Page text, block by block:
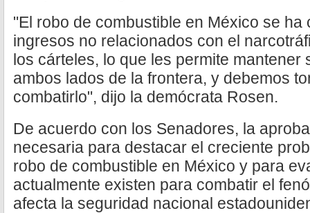
"El robo de combustible en México se
ingresos no relacionados con el
los cárteles, lo que les permite mantener
ambos lados de la frontera, y debemos
combatirlo", dijo la demócrata Rosen.
De acuerdo con los Senadores, la
necesaria para destacar el creciente
robo de combustible en México y para
actualmente existen para combatir el
afecta la seguridad nacional